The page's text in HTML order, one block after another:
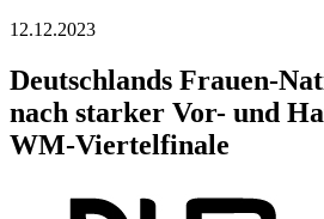
12.12.2023
Deutschlands Frauen-
nach starker Vor- und
WM-Viertelfinale